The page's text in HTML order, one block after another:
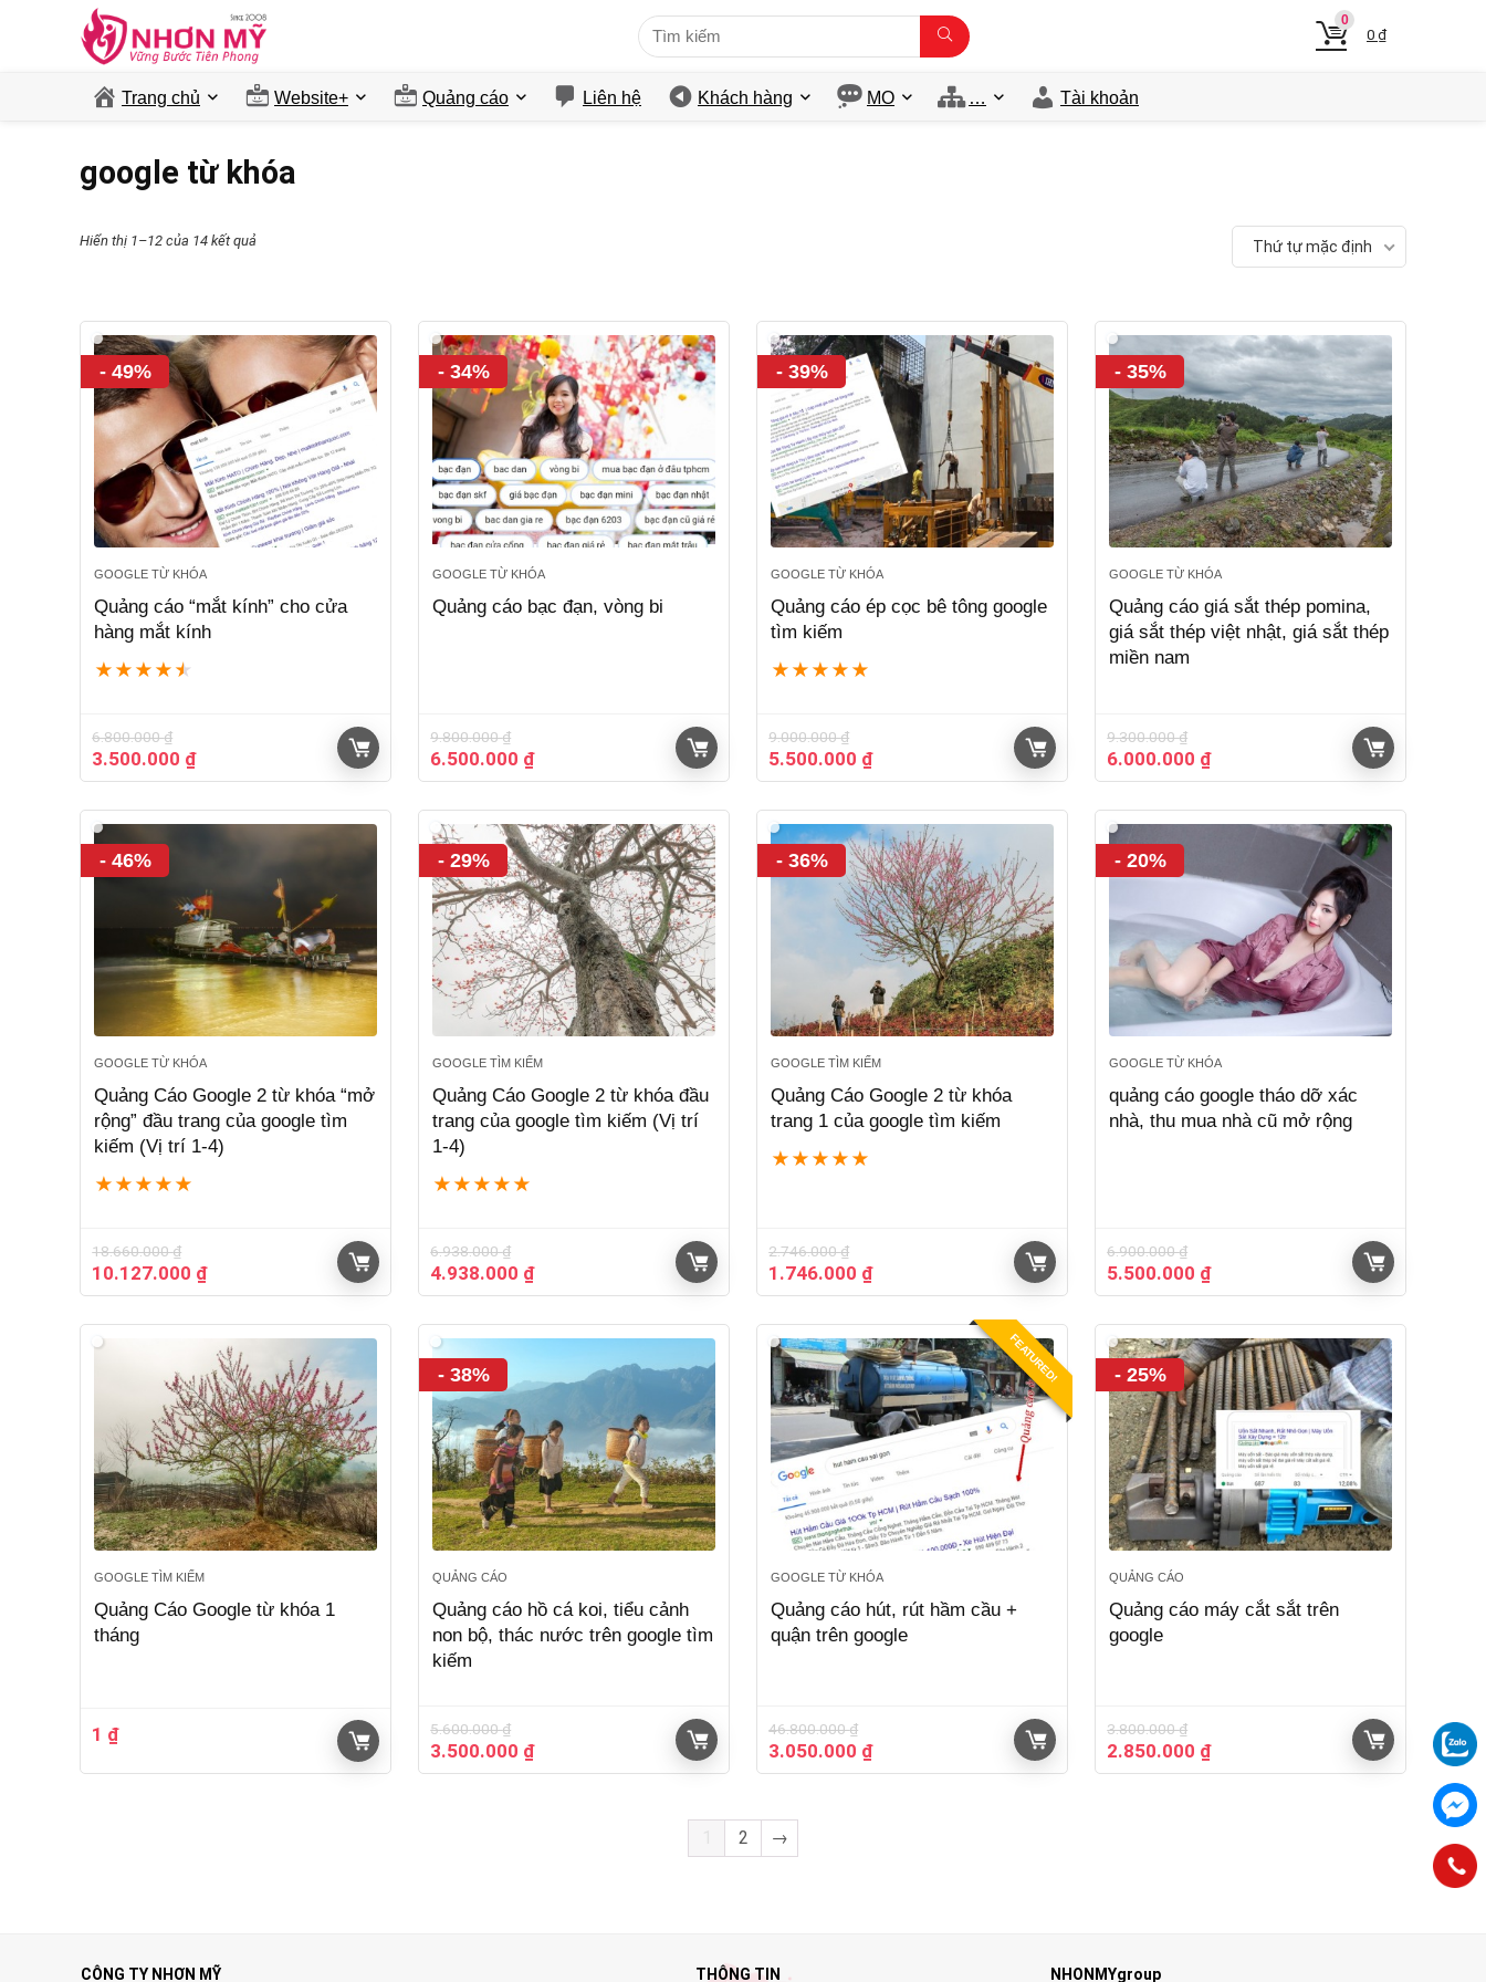
0
0 ₫
Trang chủ Website+ Quảng cáo Liên hệ Khách hàng MO … Tài khoản
google từ khóa
Hiển thị 1–12 của 14 kết quả Thứ tự mặc định
- 49%
GOOGLE TỪ KHÓA
Quảng cáo “mắt kính” cho cửa
hàng mắt kính
★ ★ ★ ★ ★
6.800.000₫
Giá
gốc
6.800.000 ₫.
3.500.000 ₫Giá
hiện
là:
3.500.000 ₫.
- 34%
GOOGLE TỪ KHÓA
Quảng cáo bạc đạn, vòng bi
9.800.000₫
Giá
gốc
9.800.000 ₫.
6.500.000 ₫Giá
hiện
là:
6.500.000 ₫.
- 39%
GOOGLE TỪ KHÓA
Quảng cáo ép cọc bê tông google
tìm kiếm
★ ★ ★ ★ ★
9.000.000₫
Giá
gốc
9.000.000 ₫.
5.500.000 ₫Giá
hiện
là:
5.500.000 ₫.
- 35%
GOOGLE TỪ KHÓA
Quảng cáo giá sắt thép pomina,
giá sắt thép việt nhật, giá sắt thép
miền nam
9.300.000₫
Giá
gốc
9.300.000 ₫.
6.000.000 ₫Giá
hiện
là:
6.000.000 ₫.
- 46%
GOOGLE TỪ KHÓA
Quảng Cáo Google 2 từ khóa “mở
rộng” đầu trang của google tìm
kiếm (Vị trí 1-4)
★ ★ ★ ★ ★
18.660.000₫
Giá
gốc
18.660.000 ₫.
10.127.000 ₫Giá
hiện
10.127.000 ₫.
- 29%
GOOGLE TÌM KIẾM
Quảng Cáo Google 2 từ khóa đầu
trang của google tìm kiếm (Vị trí
1-4)
★ ★ ★ ★ ★
6.938.000₫
Giá
gốc
6.938.000 ₫.
4.938.000 ₫Giá
hiện
là:
4.938.000 ₫.
- 36%
GOOGLE TÌM KIẾM
Quảng Cáo Google 2 từ khóa
trang 1 của google tìm kiếm
★ ★ ★ ★ ★
2.746.000₫
Giá
gốc
2.746.000 ₫.
1.746.000 ₫Giá
hiện
là:
1.746.000 ₫.
- 20%
GOOGLE TỪ KHÓA
quảng cáo google tháo dỡ xác
nhà, thu mua nhà cũ mở rộng
6.900.000₫
Giá
gốc
6.900.000 ₫.
5.500.000 ₫Giá
hiện
là:
5.500.000 ₫.
GOOGLE TÌM KIẾM
Quảng Cáo Google từ khóa 1
tháng
1 ₫
- 38%
QUẢNG CÁO
Quảng cáo hồ cá koi, tiểu cảnh
non bộ, thác nước trên google tìm
kiếm
5.600.000₫
Giá
gốc
3.500.000 ₫Giá
hiện
FEATURED!
GOOGLE TỪ KHÓA
Quảng cáo hút, rút hầm cầu +
quận trên google
46.800.000₫
Giá
gốc
46.800.000 ₫.
3.050.000 ₫Giá
hiện
- 25%
QUẢNG CÁO
Quảng cáo máy cắt sắt trên
google
3.800.000₫
Giá
gốc
2.850.000 ₫Giá
hiện
2 →
CÔNG TY NHƠN MỸ THÔNG TIN NHONMYgroup